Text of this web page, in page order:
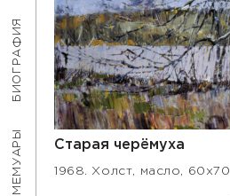
МЕМУАРЫ
БИОГРАФИЯ
Старая черёмуха
1968. Холст, масло, 60х70